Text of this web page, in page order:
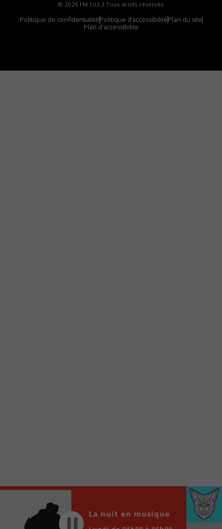
© 2026 FM 103,3 Tous droits réservés.
Politique de confidentialitéPolitique d’accessibilitéPlan du site
Plan d'accessibilite
locale vous sont maintenant accessibles en un clic!
Player
00:00 00:00
La nuit en musique